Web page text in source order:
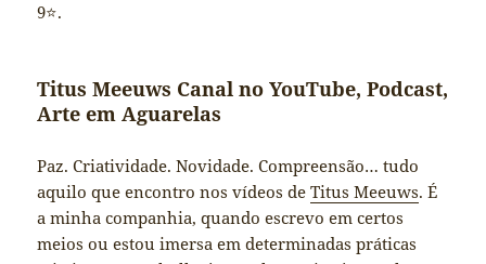
9⭐️.
Titus Meeuws Canal no YouTube, Podcast,
Arte em Aguarelas
Paz. Criatividade. Novidade. Compreensão… tudo
aquilo que encontro nos vídeos deTitus Meeuws. É
a minha companhia, quando escrevo em certos
meios ou estou imersa em determinadas práticas